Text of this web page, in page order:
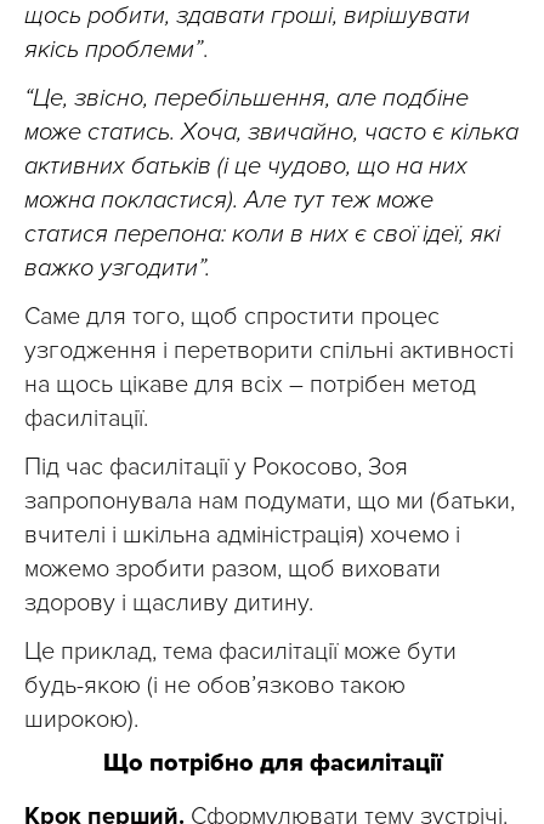
щось робити, здавати гроші, вирішувати
якісь проблеми”.
“Це, звісно, перебільшення, але подбіне
може статись. Хоча, звичайно, часто є кілька
активних батьків (і це чудово, що на них
можна покластися). Але тут теж може
статися перепона: коли в них є свої ідеї, які
важко узгодити”.
Саме для того, щоб спростити процес
узгодження і перетворити спільні активності
на щось цікаве для всіх – потрібен метод
фасилітації.
Під час фасилітації у Рокосово, Зоя
запропонувала нам подумати, що ми (батьки,
вчителі і шкільна адміністрація) хочемо і
можемо зробити разом, щоб виховати
здорову і щасливу дитину.
Це приклад, тема фасилітації може бути
будь-якою (і не обов’язково такою
широкою).
Що потрібно для фасилітації
Крок перший. Сформулювати тему зустрічі.